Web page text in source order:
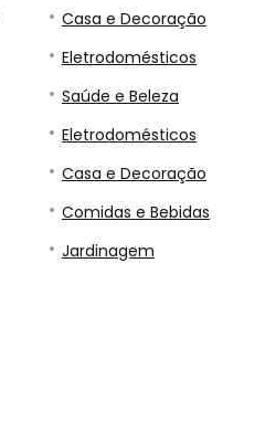
Casa e Decoração
Eletrodomésticos
Saúde e Beleza
Eletrodomésticos
Casa e Decoração
Comidas e Bebidas
Jardinagem